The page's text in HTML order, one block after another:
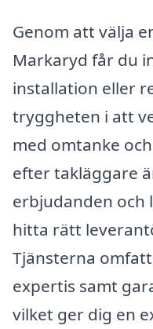
Genom att välja
Markaryd får du
installation eller
tryggheten i att
med omtanke
efter takläggare
erbjudanden och
hitta rätt
Tjänsterna
expertis samt
vilket ger dig en